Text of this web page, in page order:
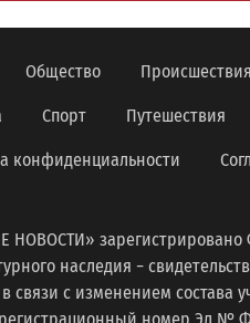
Общество Происшествия
Спорт Путешествия
конфиденциальности
НОВОСТИ»
наследия −
с изменением